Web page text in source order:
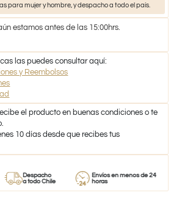
para mujer y hombre, y despacho a todo el país.
estamos antes de las 15:00hrs.
las puedes consultar aquí:
y Reembolsos
el producto en buenas condiciones o te
10 días desde que recibes tus
Despacho
a todo Chile
Envíos en menos de 24
horas